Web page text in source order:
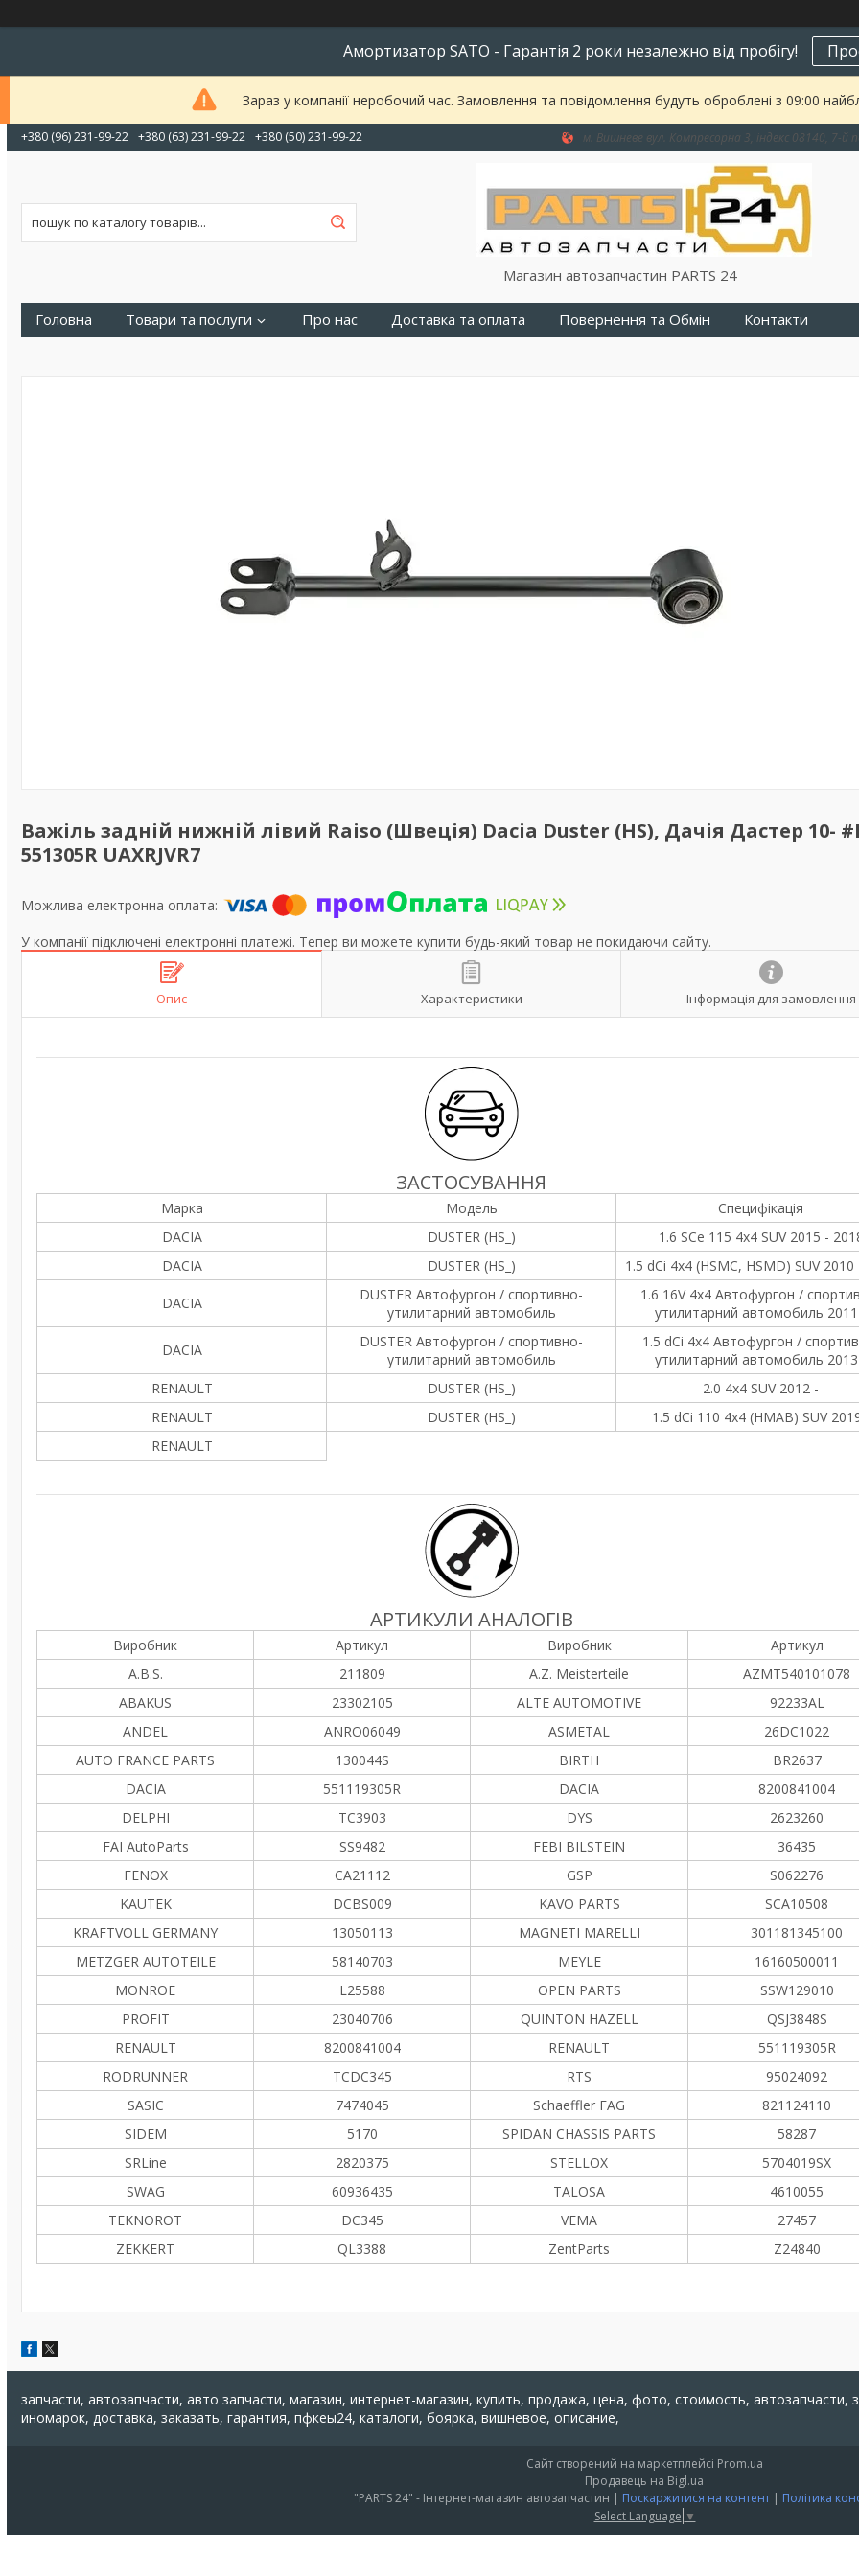
Амортизатор SATO - Гарантія 2 роки незалежно від пробігу!
Зараз у компанії неробочий час. Замовлення та повідомлення будуть оброблені з 09:00
+380 (96) 231-99-22 +380 (63) 231-99-22 +380 (50) 231-99-22 м. Вишневе вул. Компресорна 3, індекс 08140, 7-й
Магазин автозапчастин PARTS 24
Головна Товари та послуги Про нас Доставка та оплата Повернення та Обмін Контакти
Важіль задній нижній лівий Raiso (Швеція) Dacia Duster (HS), Дачія Дастер 10-
551305R UAXRJVR7
У компанії підключені електронні платежі. Тепер ви можете купити будь-який товар не покидаючи сайту.
Опис Характеристики Інформація для замовлення
ЗАСТОСУВАННЯ
Марка Модель
Специфікація
DACIA
DUSTER (HS_)
1.6 SCe 115 4x4 SUV 2015 -
DACIA
DUSTER (HS_) 1.5 dCi 4x4 (HSMC, HSMD) SUV 2010
DACIA
DUSTER Автофургон / спортивно-
утилитарний автомобиль
1.6 16V 4x4 Автофургон /
утилитарний автомобиль
DACIA
DUSTER Автофургон / спортивно-
утилитарний автомобиль
1.5 dCi 4x4 Автофургон /
утилитарний автомобиль
RENAULT
DUSTER (HS_)
2.0 4x4 SUV 2012 -
RENAULT
DUSTER (HS_)
1.5 dCi 110 4x4 (HMAB) SUV
RENAULT
АРТИКУЛИ АНАЛОГІВ
Виробник Артикул Виробник
Артикул
A.B.S.
211809 A.Z. Meisterteile
AZMT540101078
ABAKUS
23302105 ALTE AUTOMOTIVE
92233AL
ANDEL
ANRO06049 ASMETAL
26DC1022
AUTO FRANCE PARTS
130044S BIRTH
BR2637
DACIA
551119305R DACIA
8200841004
DELPHI
TC3903 DYS
2623260
FAI AutoParts
SS9482 FEBI BILSTEIN
36435
FENOX
CA21112 GSP
S062276
KAUTEK
DCBS009 KAVO PARTS
SCA10508
KRAFTVOLL GERMANY
13050113 MAGNETI MARELLI
301181345100
METZGER AUTOTEILE
58140703 MEYLE
16160500011
MONROE
L25588 OPEN PARTS
SSW129010
PROFIT
23040706 QUINTON HAZELL
QSJ3848S
RENAULT
8200841004 RENAULT
551119305R
RODRUNNER
TCDC345 RTS
95024092
SASIC
7474045 Schaeffler FAG
821124110
SIDEM
5170 SPIDAN CHASSIS PARTS
58287
SRLine
2820375 STELLOX
5704019SX
SWAG
60936435 TALOSA
4610055
TEKNOROT
DC345 VEMA
27457
ZEKKERT
QL3388 ZentParts Z24840
запчасти, автозапчасти, авто запчасти, магазин, интернет-магазин, купить, продажа, цена, фото, стоимость,
иномарок, доставка, заказать, гарантия, пфкеы24, каталоги, боярка, вишневое, описание,
Сайт створений на маркетплейсі Prom.ua
Продавець на Bigl.ua
"PARTS 24" - Інтернет-магазин автозапчастин | Поскаржитися на контент | Політика
Select Language ▼